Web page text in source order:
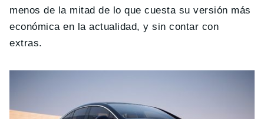
menos de la mitad de lo que cuesta su versión más
económica en la actualidad, y sin contar con
extras.